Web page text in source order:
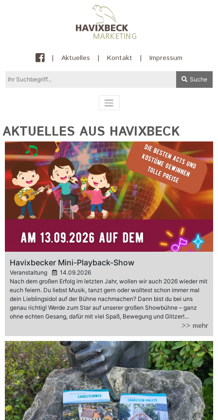
| Aktuelles | Kontakt | Impressum
Suche
AKTUELLES AUS HAVIXBECK
Havixbecker Mini-Playback-Show
Veranstaltung
14.09.2026
Nach dem großen Erfolg im letzten Jahr, wollen wir auch 2026 wieder mit
euch feiern. Du liebst Musik, tanzt gern oder wolltest schon immer mal
dein Lieblingsidol auf der Bühne nachmachen? Dann bist du bei uns
genau richtig! Werde zum Star auf unserer großen Showbühne – ganz
ohne echten Gesang, dafür mit viel Spaß, Bewegung und Glitzer!...
>> mehr